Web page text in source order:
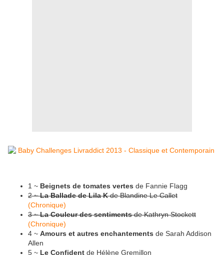
1 ~ Beignets de tomates vertes de Fannie Flagg
2 ~La Ballade de Lila Kde Blandine Le Callet
(Chronique)
3 ~La Couleur des sentimentsde Kathryn Stockett
(Chronique)
4 ~ Amours et autres enchantements de Sarah Addison
Allen
5 ~ Le Confident de Hélène Gremillon